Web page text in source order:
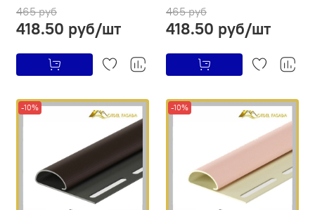
465 руб
418.50 руб/шт
465 руб
418.50 руб/шт
-10% -10%